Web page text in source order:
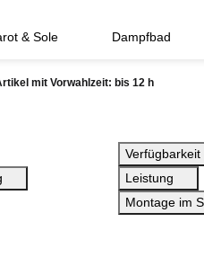
& Sole Dampfbad
mit Vorwahlzeit: bis 12 h
Verfügbarkeit
Leistung
Montage im